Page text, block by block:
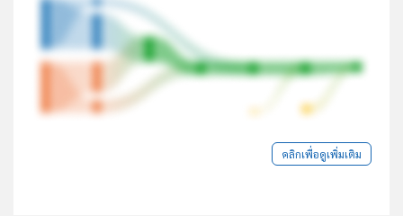
คลิกเพื่อดูเพิ่มเติม